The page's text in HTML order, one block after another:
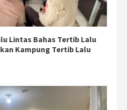
Lintas Bahas Tertib Lalu
Kampung Tertib Lalu